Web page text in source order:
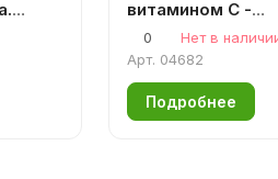
витамином С -
антиоксидант
и сосудов
0
Нет в
Арт. 04682
Подробнее